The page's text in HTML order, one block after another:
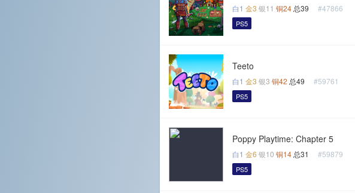
白1 金3 银11 铜24 总39 #47866
PS5
Teeto
白1 金3 银3 铜42 总49 #59761
PS5
Poppy Playtime: Chapter 5
白1 金6 银10 铜14 总31 #59879
PS5